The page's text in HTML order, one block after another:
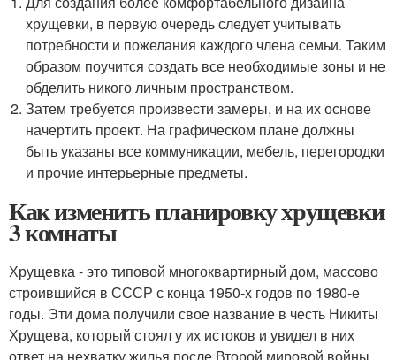
хрущевки, в первую очередь следует учитывать
потребности и пожелания каждого члена семьи. Таким
образом поучится создать все необходимые зоны и не
обделить никого личным пространством.
Затем требуется произвести замеры, и на их основе
начертить проект. На графическом плане должны
быть указаны все коммуникации, мебель, перегородки
и прочие интерьерные предметы.
Как изменить планировку хрущевки
3 комнаты
Хрущевка - это типовой многоквартирный дом, массово
строившийся в СССР с конца 1950-х годов по 1980-е
годы. Эти дома получили свое название в честь Никиты
Хрущева, который стоял у их истоков и увидел в них
ответ на нехватку жилья после Второй мировой войны.